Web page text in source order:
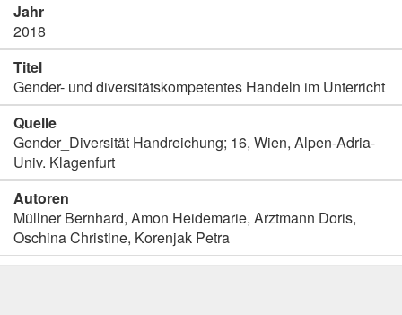
Jahr
2018
Titel
Gender- und diversitätskompetentes Handeln im Unterricht
Quelle
Gender_Diversität Handreichung; 16, Wien, Alpen-Adria-
Univ. Klagenfurt
Autoren
Müllner Bernhard, Amon Heidemarie, Arztmann Doris,
Oschina Christine, Korenjak Petra